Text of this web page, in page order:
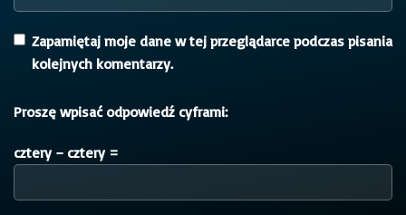
Zapamiętaj moje dane w tej przeglądarce podczas pisania
kolejnych komentarzy.
Proszę wpisać odpowiedź cyframi:
cztery − cztery =